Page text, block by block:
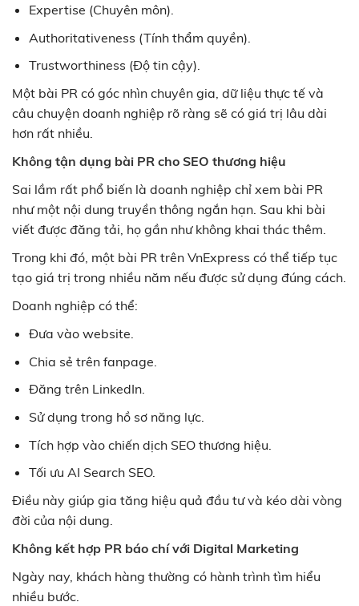
Expertise (Chuyên môn).
Authoritativeness (Tính thẩm quyền).
Trustworthiness (Độ tin cậy).
Một bài PR có góc nhìn chuyên gia, dữ liệu thực tế và
câu chuyện doanh nghiệp rõ ràng sẽ có giá trị lâu dài
hơn rất nhiều.
Không tận dụng bài PR cho SEO thương hiệu
Sai lầm rất phổ biến là doanh nghiệp chỉ xem bài PR
như một nội dung truyền thông ngắn hạn. Sau khi bài
viết được đăng tải, họ gần như không khai thác thêm.
Trong khi đó, một bài PR trên VnExpress có thể tiếp tục
tạo giá trị trong nhiều năm nếu được sử dụng đúng cách.
Doanh nghiệp có thể:
Đưa vào website.
Chia sẻ trên fanpage.
Đăng trên LinkedIn.
Sử dụng trong hồ sơ năng lực.
Tích hợp vào chiến dịch SEO thương hiệu.
Tối ưu AI Search SEO.
Điều này giúp gia tăng hiệu quả đầu tư và kéo dài vòng
đời của nội dung.
Không kết hợp PR báo chí với Digital Marketing
Ngày nay, khách hàng thường có hành trình tìm hiểu
nhiều bước.